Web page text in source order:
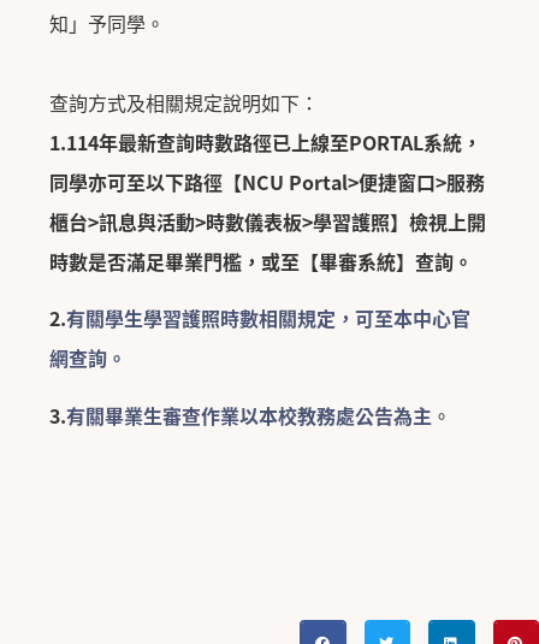
知」予同學。
查詢方式及相關規定說明如下：
1.114年最新查詢時數路徑已上線至PORTAL系統，
同學亦可至以下路徑【NCU Portal>便捷窗口>服務
櫃台>訊息與活動>時數儀表板>學習護照】檢視上開
時數是否滿足畢業門檻，或至【畢審系統】查詢。
2.有關學生學習護照時數相關規定，可至本中心官
網查詢。
3.有關畢業生審查作業以本校教務處公告為主 。